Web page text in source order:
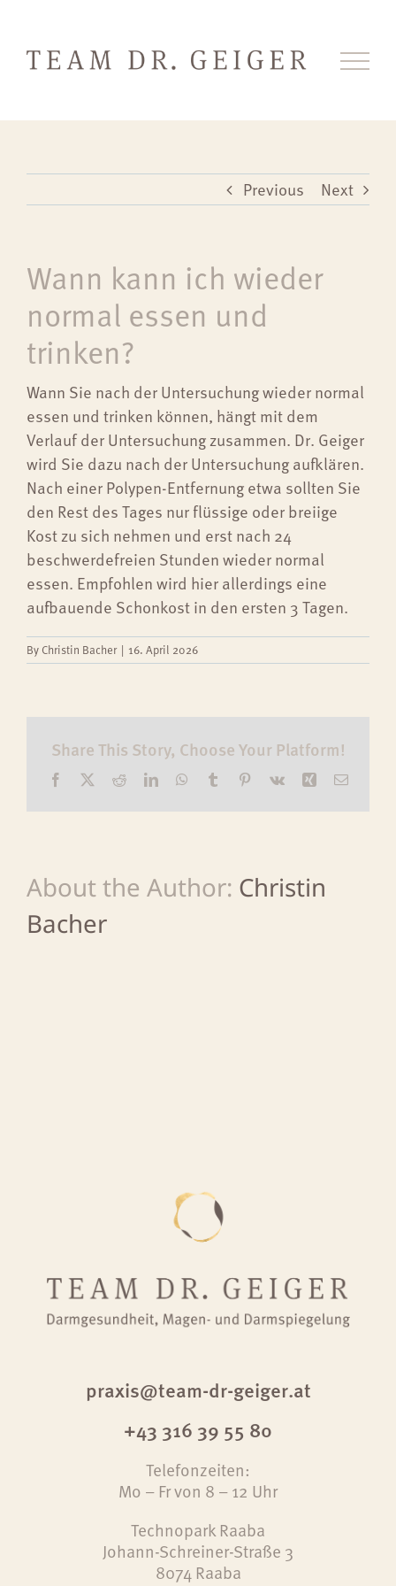
content
Previous Next
Wann kann ich wieder
normal essen und
trinken?
Wann Sie nach der Untersuchung wieder normal
essen und trinken können, hängt mit dem
Verlauf der Untersuchung zusammen. Dr. Geiger
wird Sie dazu nach der Untersuchung aufklären.
Nach einer Polypen-Entfernung etwa sollten Sie
den Rest des Tages nur flüssige oder breiige
Kost zu sich nehmen und erst nach 24
beschwerdefreien Stunden wieder normal
essen. Empfohlen wird hier allerdings eine
aufbauende Schonkost in den ersten 3 Tagen.
By Christin Bacher | 16. April 2026
Share This Story, Choose Your Platform!
Facebook
TwitterRedditLinkedInWhatsApp
Tumblr Pinterest
Vk Xing Email
About the Author: Christin
Bacher
praxis@team-dr-geiger.at
+43 316 39 55 80
Telefonzeiten:
Mo – Fr von 8 – 12 Uhr
Technopark Raaba
Johann-Schreiner-Straße 3
8074 Raaba